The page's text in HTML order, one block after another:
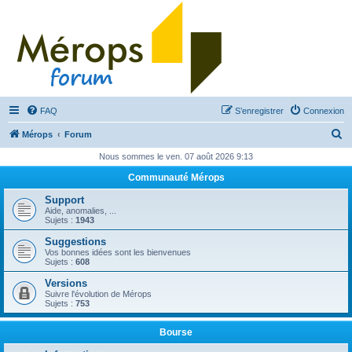
FAQ Connexion
S’enregistrer
Mérops Forum
h
r
Nous sommes le ven. 07 août 2026 9:13
Communauté Mérops
Support
Aide, anomalies, ...
Sujets : 1943
Suggestions
Vos bonnes idées sont les bienvenues
Sujets : 608
Versions
Suivre l'évolution de Mérops
Sujets : 753
Bourse